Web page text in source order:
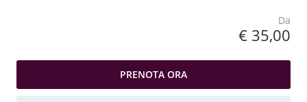
Da
€ 35,00
PRENOTA ORA